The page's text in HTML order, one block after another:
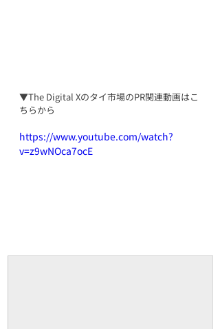
▼The Digital Xのタイ市場のPR関連動画はこ
ちらから
https://www.youtube.com/watch?
v=z9wNOca7ocE